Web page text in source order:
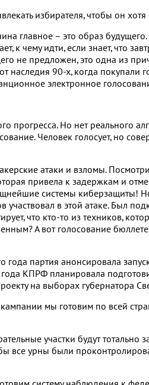
избирателя, чтобы он
главное – это образ будущего.
к чему идти, если знает, что
не предложен, это одна из
наследия 90-х, когда покупали
электронное
прогресса. Но нет реального
Человек голосует, но
атаки и взломы.
привела к задержкам и
системы киберзащиты!
в этой атаке. Был
что кто-то из техников,
А вот голосование
года партия анонсировала
КПРФ планировала
на выборах губернатора
мы готовим по всей
участки будут
все урны были